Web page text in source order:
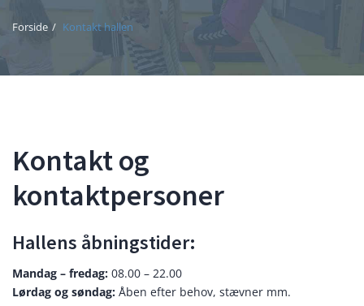
Forside Kontakt hallen
Kontakt og
kontaktpersoner
Hallens åbningstider:
Mandag – fredag: 08.00 – 22.00
Lørdag og søndag: Åben efter behov, stævner mm.